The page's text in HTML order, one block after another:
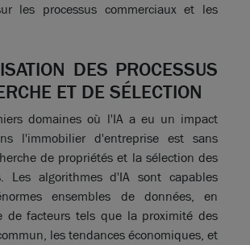
les processus commerciaux et les
DES PROCESSUS
ET DE SÉLECTION
domaines où l'IA a eu un impact
l'immobilier d'entreprise est sans
de propriétés et la sélection des
Les algorithmes d'IA sont capables
ensembles de données, en
de facteurs tels que la proximité des
les tendances économiques, et